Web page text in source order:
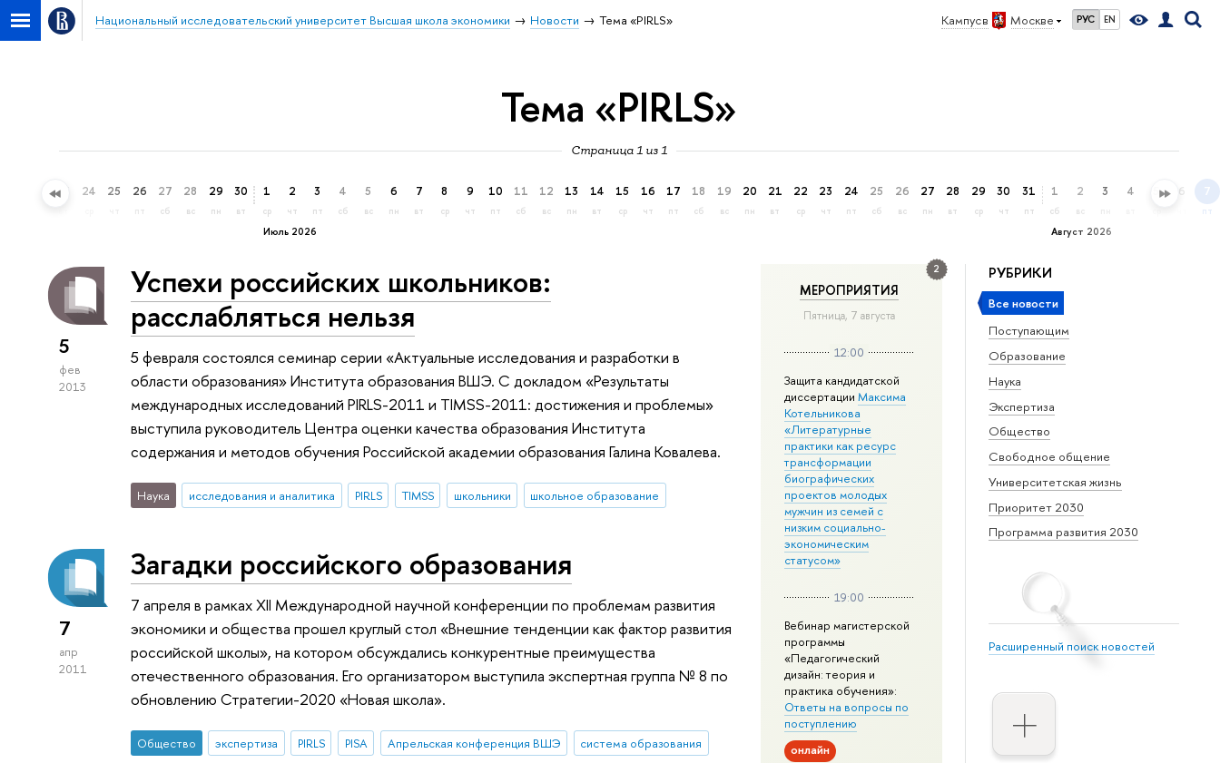
Кампус в Москве РУС EN
Национальный исследовательский университет Высшая школа экономики Новости Тема «PIRLS»
Тема «PIRLS»
Страница 1 из 1
23 24 25 26
пт
27
сб
28
вс
29
пн
30
вт
Июль 2026
1
ср
2
чт
3
пт
4
сб
5
вс
6
пн
7
вт
8
ср
9
чт
10
пт
11
сб
12
вс
13
пн
14
вт
15
ср
16
чт
17
пт
18
сб
19
вс
20
пн
21
вт
22
ср
23
чт
24
пт
25
сб
26
вс
27
пн
28
вт
29
ср
30
чт
31
пт
Август 2026
1
сб
2
вс
3 4 5 6 7
пт
РУБРИКИ
Все новости
Поступающим
Образование
Наука
Экспертиза
Общество
Свободное общение
Университетская жизнь
Приоритет 2030
Программа развития 2030
Расширенный поиск новостей
2
МЕРОПРИЯТИЯ
Пятница, 7 августа
12:00
Защита кандидатской
диссертации Максима
Котельникова
«Литературные
практики как ресурс
трансформации
биографических
проектов молодых
мужчин из семей с
низким социально-
экономическим
статусом»
19:00
Вебинар магистерской
программы
«Педагогический
дизайн: теория и
практика обучения»:
Ответы на вопросы по
поступлению
онлайн
5
фев
2013
Успехи российских школьников:
расслабляться нельзя
5 февраля состоялся семинар серии «Актуальные исследования и разработки в
области образования» Института образования ВШЭ. С докладом «Результаты
международных исследований PIRLS-2011 и TIMSS-2011: достижения и проблемы»
выступила руководитель Центра оценки качества образования Института
содержания и методов обучения Российской академии образования Галина Ковалева.
Наука исследования и аналитика PIRLS TIMSS школьники школьное образование
7
апр
2011
Загадки российского образования
7 апреля в рамках XII Международной научной конференции по проблемам развития
экономики и общества прошел круглый стол «Внешние тенденции как фактор развития
российской школы», на котором обсуждались конкурентные преимущества
отечественного образования. Его организатором выступила экспертная группа № 8 по
обновлению Стратегии-2020 «Новая школа».
Общество экспертиза PIRLS PISA Апрельская конференция ВШЭ
система образования